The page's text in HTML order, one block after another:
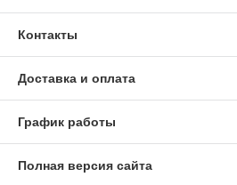
Контакты
Доставка и оплата
График работы
Полная версия сайта